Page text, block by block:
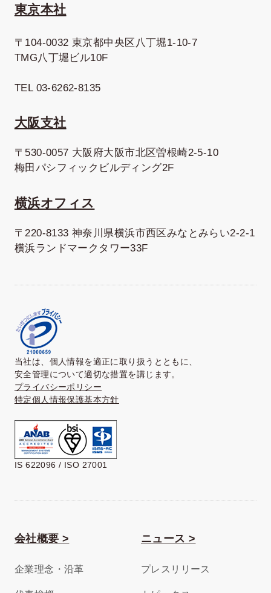
東京本社
〒104-0032 東京都中央区八丁堀1-10-7
TMG八丁堀ビル10F
TEL 03-6262-8135
大阪支社
〒530-0057 大阪府大阪市北区曽根崎2-5-10
梅田パシフィックビルディング2F
横浜オフィス
〒220-8133 神奈川県横浜市西区みなとみらい2-2-1
横浜ランドマークタワー33F
当社は、個人情報を適正に取り扱うとともに、
安全管理について適切な措置を講じます。
プライバシーポリシー
特定個人情報保護基本方針
IS 622096 / ISO 27001
会社概要 >
企業理念・沿革
ニュース >
プレスリリース